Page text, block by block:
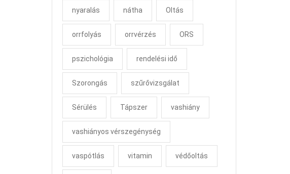
nyaralás nátha Oltás
orrfolyás orrvérzés ORS
pszichológia rendelési idő
Szorongás szűrővizsgálat
Sérülés Tápszer vashiány
vashiányos vérszegénység
vaspótlás vitamin védőoltás